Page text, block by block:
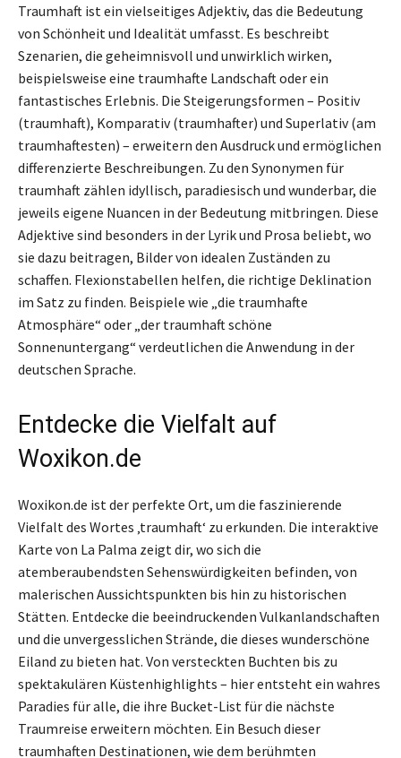
Traumhaft ist ein vielseitiges Adjektiv, das die Bedeutung
von Schönheit und Idealität umfasst. Es beschreibt
Szenarien, die geheimnisvoll und unwirklich wirken,
beispielsweise eine traumhafte Landschaft oder ein
fantastisches Erlebnis. Die Steigerungsformen – Positiv
(traumhaft), Komparativ (traumhafter) und Superlativ (am
traumhaftesten) – erweitern den Ausdruck und ermöglichen
differenzierte Beschreibungen. Zu den Synonymen für
traumhaft zählen idyllisch, paradiesisch und wunderbar, die
jeweils eigene Nuancen in der Bedeutung mitbringen. Diese
Adjektive sind besonders in der Lyrik und Prosa beliebt, wo
sie dazu beitragen, Bilder von idealen Zuständen zu
schaffen. Flexionstabellen helfen, die richtige Deklination
im Satz zu finden. Beispiele wie „die traumhafte
Atmosphäre“ oder „der traumhaft schöne
Sonnenuntergang“ verdeutlichen die Anwendung in der
deutschen Sprache.
Entdecke die Vielfalt auf
Woxikon.de
Woxikon.de ist der perfekte Ort, um die faszinierende
Vielfalt des Wortes ‚traumhaft‘ zu erkunden. Die interaktive
Karte von La Palma zeigt dir, wo sich die
atemberaubendsten Sehenswürdigkeiten befinden, von
malerischen Aussichtspunkten bis hin zu historischen
Stätten. Entdecke die beeindruckenden Vulkanlandschaften
und die unvergesslichen Strände, die dieses wunderschöne
Eiland zu bieten hat. Von versteckten Buchten bis zu
spektakulären Küstenhighlights – hier entsteht ein wahres
Paradies für alle, die ihre Bucket-List für die nächste
Traumreise erweitern möchten. Ein Besuch dieser
traumhaften Destinationen, wie dem berühmten